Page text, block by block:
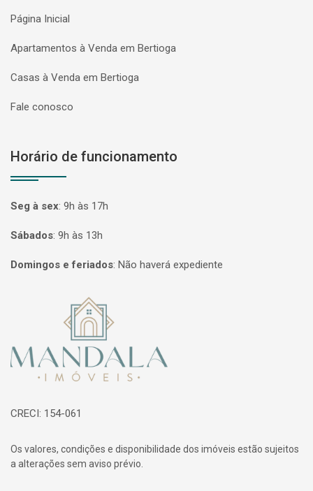
Página Inicial
Apartamentos à Venda em Bertioga
Casas à Venda em Bertioga
Fale conosco
Horário de funcionamento
Seg à sex: 9h às 17h
Sábados: 9h às 13h
Domingos e feriados: Não haverá expediente
Página inicial
CRECI: 154-061
Os valores, condições e disponibilidade dos imóveis estão sujeitos
a alterações sem aviso prévio.